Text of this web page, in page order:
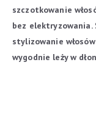
szczotkowanie
bez elektryzowania.
stylizowanie
wygodnie leży w